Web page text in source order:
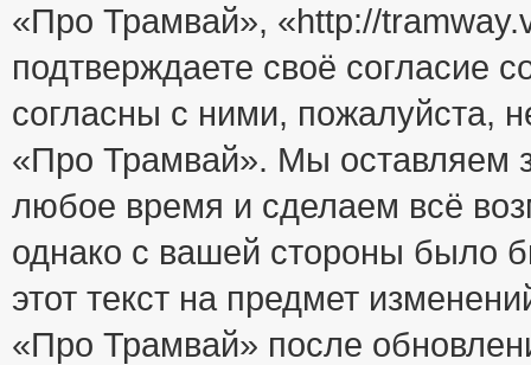
«Про Трамвай», «http://
подтверждаете своё
согласны с ними, пожалуйста,
«Про Трамвай». Мы оставляем
любое время и сделаем всё
однако с вашей стороны было
этот текст на предмет
«Про Трамвай» после